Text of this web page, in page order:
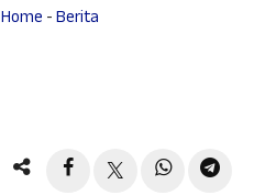
Home -Berita